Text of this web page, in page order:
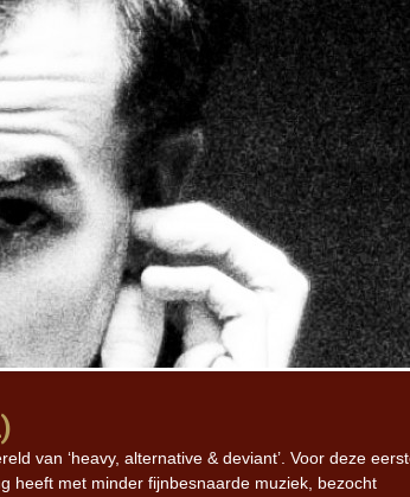
van ‘heavy, alternative & deviant’. Voor deze
heeft met minder fijnbesnaarde muziek, bezocht